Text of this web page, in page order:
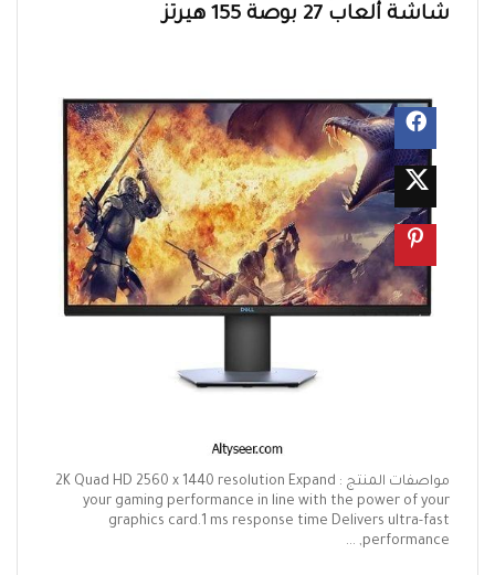
شاشة ألعاب 27 بوصة 155 هيرتز
مواصفات المنتج : 2K Quad HD 2560 x 1440 resolution Expand
your gaming performance in line with the power of your
graphics card.1 ms response time Delivers ultra-fast
performance, ...